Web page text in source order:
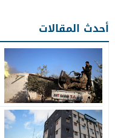
أحدث المقالات